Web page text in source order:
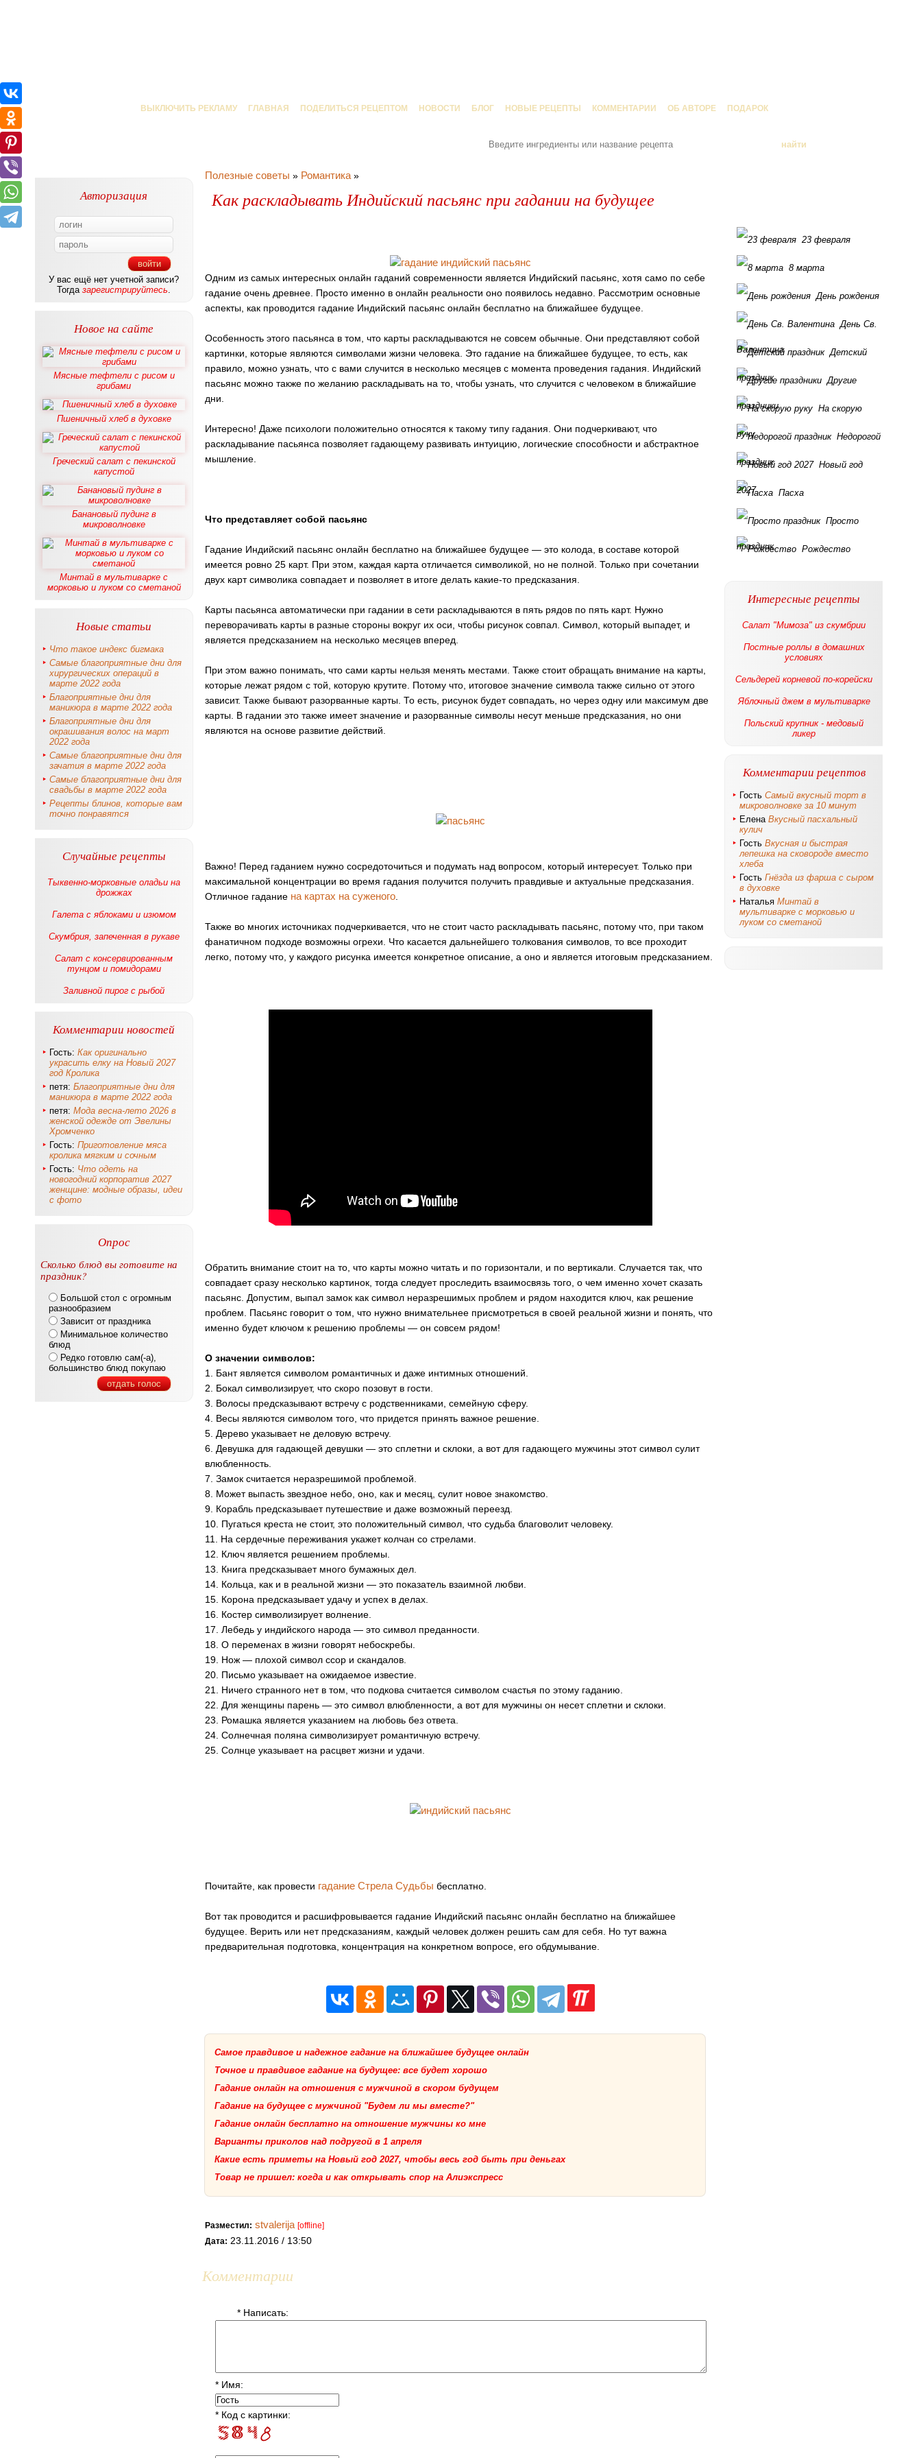
ВЫКЛЮЧИТЬ РЕКЛАМУ ГЛАВНАЯ ПОДЕЛИТЬСЯ РЕЦЕПТОМ НОВОСТИ БЛОГ НОВЫЕ РЕЦЕПТЫ КОММЕНТАРИИ ОБ АВТОРЕ ПОДАРОК
Авторизация
У вас ещё нет учетной записи?
Тогда зарегистрируйтесь.
Новое на сайте
Мясные тефтели с рисом и
грибами
Пшеничный хлеб в духовке
Греческий салат с пекинской
капустой
Банановый пудинг в
микроволновке
Минтай в мультиварке с
морковью и луком со сметаной
Новые статьи
Что такое индекс бигмака
Самые благоприятные дни для
хирургических операций в
марте 2022 года
Благоприятные дни для
маникюра в марте 2022 года
Благоприятные дни для
окрашивания волос на март
2022 года
Самые благоприятные дни для
зачатия в марте 2022 года
Самые благоприятные дни для
свадьбы в марте 2022 года
Рецепты блинов, которые вам
точно понравятся
Случайные рецепты
Тыквенно-морковные оладьи на
дрожжах
Галета с яблоками и изюмом
Скумбрия, запеченная в рукаве
Салат с консервированным
тунцом и помидорами
Заливной пирог с рыбой
Комментарии новостей
Гость: Как оригинально
украсить елку на Новый 2027
год Кролика
петя: Благоприятные дни для
маникюра в марте 2022 года
петя: Мода весна-лето 2026 в
женской одежде от Эвелины
Хромченко
Гость: Приготовление мяса
кролика мягким и сочным
Гость: Что одеть на
новогодний корпоратив 2027
женщине: модные образы, идеи
с фото
Опрос
Сколько блюд вы готовите на
праздник?
разнообразием
Зависит от праздника
блюд
большинство блюд покупаю
отдать голос
Полезные советы » Романтика »
Как раскладывать Индийский пасьянс при гадании на будущее
Одним из самых интересных онлайн гаданий современности является Индийский пасьянс, хотя само по себе
гадание очень древнее. Просто именно в онлайн реальности оно появилось недавно. Рассмотрим основные
аспекты, как проводится гадание Индийский пасьянс онлайн бесплатно на ближайшее будущее.
Особенность этого пасьянса в том, что карты раскладываются не совсем обычные. Они представляют собой
картинки, которые являются символами жизни человека. Это гадание на ближайшее будущее, то есть, как
правило, можно узнать, что с вами случится в несколько месяцев с момента проведения гадания. Индийский
пасьянс можно также по желанию раскладывать на то, чтобы узнать, что случится с человеком в ближайшие
дни.
Интересно! Даже психологи положительно относятся к такому типу гадания. Они подчеркивают, что
раскладывание пасьянса позволяет гадающему развивать интуицию, логические способности и абстрактное
мышление.
Что представляет собой пасьянс
Гадание Индийский пасьянс онлайн бесплатно на ближайшее будущее — это колода, в составе которой
имеется ровно 25 карт. При этом, каждая карта отличается символикой, но не полной. Только при сочетании
двух карт символика совпадает и позволяет в итоге делать какие-то предсказания.
Карты пасьянса автоматически при гадании в сети раскладываются в пять рядов по пять карт. Нужно
переворачивать карты в разные стороны вокруг их оси, чтобы рисунок совпал. Символ, который выпадет, и
является предсказанием на несколько месяцев вперед.
При этом важно понимать, что сами карты нельзя менять местами. Также стоит обращать внимание на карты,
которые лежат рядом с той, которую крутите. Потому что, итоговое значение символа также сильно от этого
зависит. Также бывают разорванные карты. То есть, рисунок будет совпадать, но через одну или максимум две
карты. В гадании это также имеет значение и разорванные символы несут меньше предсказания, но они
являются на основе развитие действий.
Важно! Перед гаданием нужно сосредоточиться и подумать над вопросом, который интересует. Только при
максимальной концентрации во время гадания получится получить правдивые и актуальные предсказания.
Отличное гадание на картах на суженого
Также во многих источниках подчеркивается, что не стоит часто раскладывать пасьянс, потому что, при таком
фанатичном подходе возможны огрехи. Что касается дальнейшего толкования символов, то все проходит
легко, потому что, у каждого рисунка имеется конкретное описание, а оно и является итоговым предсказанием.
Обратить внимание стоит на то, что карты можно читать и по горизонтали, и по вертикали. Случается так, что
совпадает сразу несколько картинок, тогда следует проследить взаимосвязь того, о чем именно хочет сказать
пасьянс. Допустим, выпал замок как символ неразрешимых проблем и рядом находится ключ, как решение
проблем. Пасьянс говорит о том, что нужно внимательнее присмотреться в своей реальной жизни и понять, что
именно будет ключом к решению проблемы — он совсем рядом!
О значении символов:
1. Бант является символом романтичных и даже интимных отношений.
2. Бокал символизирует, что скоро позовут в гости.
3. Волосы предсказывают встречу с родственниками, семейную сферу.
4. Весы являются символом того, что придется принять важное решение.
5. Дерево указывает не деловую встречу.
6. Девушка для гадающей девушки — это сплетни и склоки, а вот для гадающего мужчины этот символ сулит
влюбленность.
7. Замок считается неразрешимой проблемой.
8. Может выпасть звездное небо, оно, как и месяц, сулит новое знакомство.
9. Корабль предсказывает путешествие и даже возможный переезд.
10. Пугаться креста не стоит, это положительный символ, что судьба благоволит человеку.
11. На сердечные переживания укажет колчан со стрелами.
12. Ключ является решением проблемы.
13. Книга предсказывает много бумажных дел.
14. Кольца, как и в реальной жизни — это показатель взаимной любви.
15. Корона предсказывает удачу и успех в делах.
16. Костер символизирует волнение.
17. Лебедь у индийского народа — это символ преданности.
18. О переменах в жизни говорят небоскребы.
19. Нож — плохой символ ссор и скандалов.
20. Письмо указывает на ожидаемое известие.
21. Ничего странного нет в том, что подкова считается символом счастья по этому гаданию.
22. Для женщины парень — это символ влюбленности, а вот для мужчины он несет сплетни и склоки.
23. Ромашка является указанием на любовь без ответа.
24. Солнечная поляна символизирует романтичную встречу.
25. Солнце указывает на расцвет жизни и удачи.
Почитайте, как провести гадание Стрела Судьбы бесплатно.
Вот так проводится и расшифровывается гадание Индийский пасьянс онлайн бесплатно на ближайшее
будущее. Верить или нет предсказаниям, каждый человек должен решить сам для себя. Но тут важна
предварительная подготовка, концентрация на конкретном вопросе, его обдумывание.
Самое правдивое и надежное гадание на ближайшее будущее онлайн
Точное и правдивое гадание на будущее: все будет хорошо
Гадание онлайн на отношения с мужчиной в скором будущем
Гадание на будущее с мужчиной "Будем ли мы вместе?"
Гадание онлайн бесплатно на отношение мужчины ко мне
Варианты приколов над подругой в 1 апреля
Какие есть приметы на Новый год 2027, чтобы весь год быть при деньгах
Товар не пришел: когда и как открывать спор на Алиэкспресс
Разместил: stvalerija [offline]
Дата: 23.11.2016 / 13:50
Комментарии
* Написать:
* Имя:
* Код с картинки:
23 февраля
8 марта
День рождения
День Св.
Валентина Детский
праздник Другие
праздники На скорую
руку Недорогой
праздник Новый год
2027 Пасха
Просто
праздник Рождество
Интересные рецепты
Салат "Мимоза" из скумбрии
Постные роллы в домашних
условиях
Сельдерей корневой по-корейски
Яблочный джем в мультиварке
Польский крупник - медовый
ликер
Комментарии рецептов
Гость Самый вкусный торт в
микроволновке за 10 минут
Елена Вкусный пасхальный
кулич
Гость Вкусная и быстрая
лепешка на сковороде вместо
хлеба
Гость Гнёзда из фарша с сыром
в духовке
Наталья Минтай в
мультиварке с морковью и
луком со сметаной